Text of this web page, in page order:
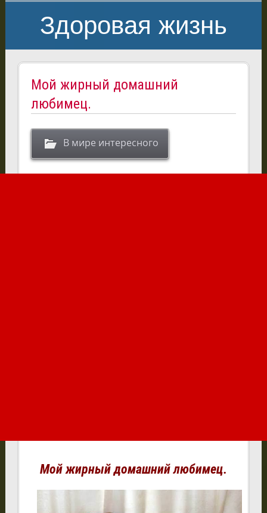
Здоровая жизнь
Мой жирный домашний
любимец.
В мире интересного
Мой жирный домашний любимец.